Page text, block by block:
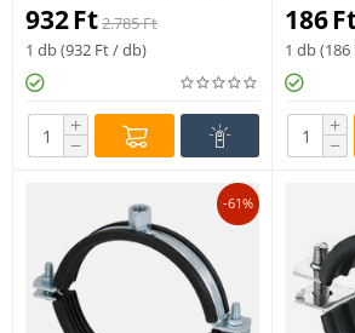
CP-315
932Ft2.785Ft
1 db (932 Ft/ db)
+
−
CP-80
186
1 db (186
+
−
-61%